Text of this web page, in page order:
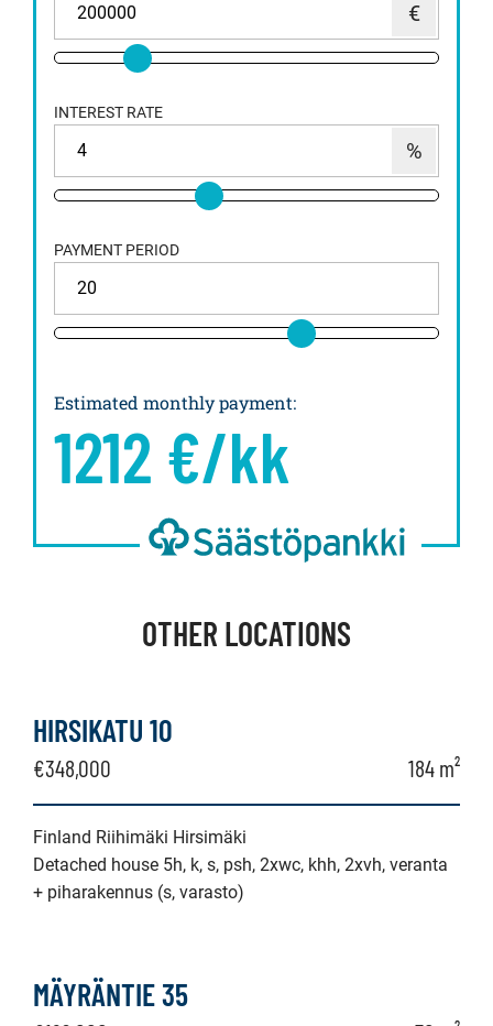
INTEREST RATE
PAYMENT PERIOD
Estimated monthly payment:
1212 €/kk
OTHER LOCATIONS
HIRSIKATU 10
€348,000 184 m²
Finland Riihimäki Hirsimäki
Detached house 5h, k, s, psh, 2xwc, khh, 2xvh, veranta
+ piharakennus (s, varasto)
MÄYRÄNTIE 35